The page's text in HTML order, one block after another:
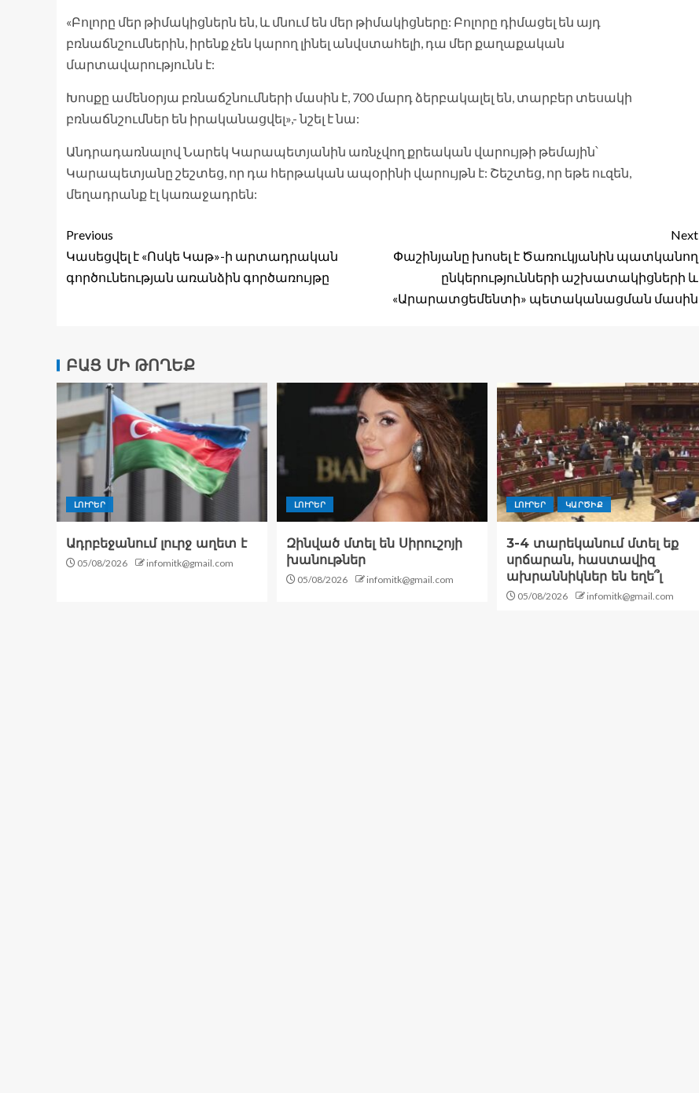
«Բոլորը մեր թիմակիցներն են, և մնում են մեր թիմակիցները: Բոլորը դիմացել են այդ
բռնաճնշումներին, իրենք չեն կարող լինել անվստահելի, դա մեր քաղաքական
մարտավարությունն է:
Խոսքը ամենօրյա բռնաճշնումների մասին է, 700 մարդ ձերբակալել են, տարբեր տեսակի
բռնաճնշումներ են իրականացվել»,- նշել է նա:
Անդրադառնալով Նարեկ Կարապետյանին առնչվող քրեական վարույթի թեմային՝
Կարապետյանը շեշտեց, որ դա հերթական ապօրինի վարույթն է: Շեշտեց, որ եթե ուզեն,
մեղադրանք էլ կառաջադրեն:
Previous
Կասեցվել է «Ոսկե Կաթ»-ի արտադրական
գործունեության առանձին գործառույթը
Next
Փաշինյանը խոսել է Ծառուկյանին պատկանող
ընկերությունների աշխատակիցների և
«Արարատցեմենտի» պետականացման մասին
ԲԱՑ ՄԻ ԹՈՂԵՔ
ԼՈՒՐԵՐ
Ադրբեջանում լուրջ աղետ է
05/08/2026 infomitk@gmail.com
ԼՈՒՐԵՐ
Զինված մտել են Սիրուշոյի
խանութներ
05/08/2026 infomitk@gmail.com
ԼՈՒՐԵՐ ԿԱՐԾԻՔ
3-4 տարեկանում մտել եք
սրճարան, հաստավիզ
ախրաննիկներ են եղե՞լ
05/08/2026 infomitk@gmail.com